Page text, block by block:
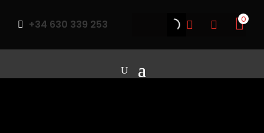
 +34 630 339 253   0